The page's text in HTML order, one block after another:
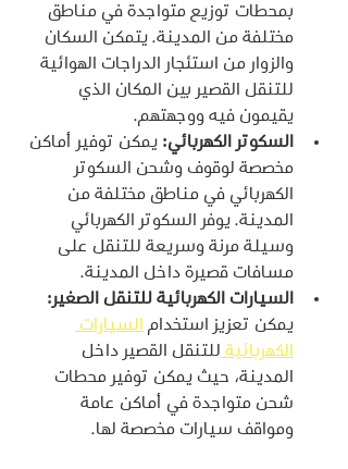
بمحطات توزيع متواجدة في مناطق
مختلفة من المدينة. يتمكن السكان
والزوار من استئجار الدراجات الهوائية
للتنقل القصير بين المكان الذي
يقيمون فيه ووجهتهم.
السكوتر الكهربائي: يمكن توفير أماكن
مخصصة لوقوف وشحن السكوتر
الكهربائي في مناطق مختلفة من
المدينة. يوفر السكوتر الكهربائي
وسيلة مرنة وسريعة للتنقل على
مسافات قصيرة داخل المدينة.
السيارات الكهربائية للتنقل الصغير:
يمكن تعزيز استخدام
السيارات
الكهربائية للتنقل القصير داخل
المدينة، حيث يمكن توفير محطات
شحن متواجدة في أماكن عامة
ومواقف سيارات مخصصة لها.